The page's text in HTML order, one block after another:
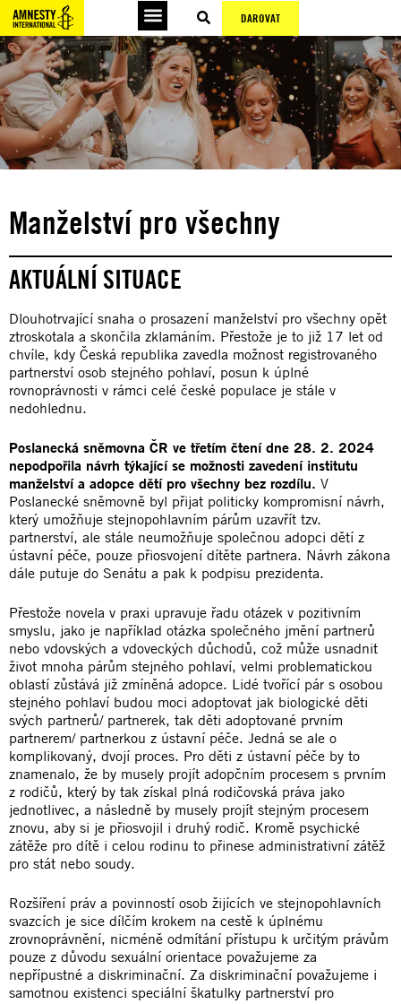
DAROVAT
Manželství pro všechny
AKTUÁLNÍ SITUACE
Dlouhotrvající snaha o prosazení manželství pro všechny opět
ztroskotala a skončila zklamáním. Přestože je to již 17 let od
chvíle, kdy Česká republika zavedla možnost registrovaného
partnerství osob stejného pohlaví, posun k úplné
rovnoprávnosti v rámci celé české populace je stále v
nedohlednu.
Poslanecká sněmovna ČR ve třetím čtení dne 28. 2. 2024
nepodpořila návrh týkající se možnosti zavedení institutu
manželství a adopce dětí pro všechny bez rozdílu. V
Poslanecké sněmovně byl přijat politicky kompromisní návrh,
který umožňuje stejnopohlavním párům uzavřít tzv.
partnerství, ale stále neumožňuje společnou adopci dětí z
ústavní péče, pouze přiosvojení dítěte partnera. Návrh zákona
dále putuje do Senátu a pak k podpisu prezidenta.
Přestože novela v praxi upravuje řadu otázek v pozitivním
smyslu, jako je například otázka společného jmění partnerů
nebo vdovských a vdoveckých důchodů, což může usnadnit
život mnoha párům stejného pohlaví, velmi problematickou
oblastí zůstává již zmíněná adopce. Lidé tvořící pár s osobou
stejného pohlaví budou moci adoptovat jak biologické děti
svých partnerů/ partnerek, tak děti adoptované prvním
partnerem/ partnerkou z ústavní péče. Jedná se ale o
komplikovaný, dvojí proces. Pro děti z ústavní péče by to
znamenalo, že by musely projít adopčním procesem s prvním
z rodičů, který by tak získal plná rodičovská práva jako
jednotlivec, a následně by musely projít stejným procesem
znovu, aby si je přiosvojil i druhý rodič. Kromě psychické
zátěže pro dítě i celou rodinu to přinese administrativní zátěž
pro stát nebo soudy.
Rozšíření práv a povinností osob žijících ve stejnopohlavních
svazcích je sice dílčím krokem na cestě k úplnému
zrovnoprávnění, nicméně odmítání přístupu k určitým právům
pouze z důvodu sexuální orientace považujeme za
nepřípustné a diskriminační. Za diskriminační považujeme i
samotnou existenci speciální škatulky partnerství pro